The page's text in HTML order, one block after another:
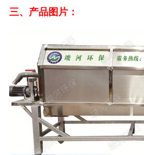
三、产品图片：